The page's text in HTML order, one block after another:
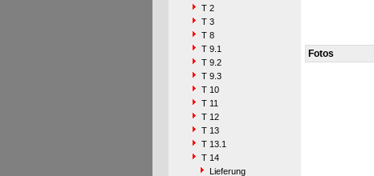
T 2
T 3
T 8
T 9.1
T 9.2
T 9.3
T 10
T 11
T 12
T 13
T 13.1
T 14
Lieferung
Fotos